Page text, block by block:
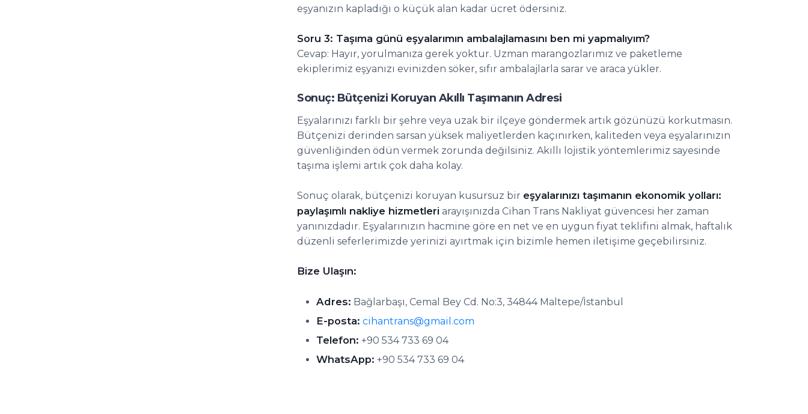
eşyanızın kapladığı o küçük alan kadar ücret ödersiniz.
Soru 3: Taşıma günü eşyalarımın ambalajlamasını ben mi yapmalıyım?
Cevap: Hayır, yorulmanıza gerek yoktur. Uzman marangozlarımız ve paketleme
ekiplerimiz eşyanızı evinizden söker, sıfır ambalajlarla sarar ve araca yükler.
Sonuç: Bütçenizi Koruyan Akıllı Taşımanın Adresi
Eşyalarınızı farklı bir şehre veya uzak bir ilçeye göndermek artık gözünüzü korkutmasın.
Bütçenizi derinden sarsan yüksek maliyetlerden kaçınırken, kaliteden veya eşyalarınızın
güvenliğinden ödün vermek zorunda değilsiniz. Akıllı lojistik yöntemlerimiz sayesinde
taşıma işlemi artık çok daha kolay.
Sonuç olarak, bütçenizi koruyan kusursuz bir eşyalarınızı taşımanın ekonomik yolları:
paylaşımlı nakliye hizmetleri arayışınızda Cihan Trans Nakliyat güvencesi her zaman
yanınızdadır. Eşyalarınızın hacmine göre en net ve en uygun fiyat teklifini almak, haftalık
düzenli seferlerimizde yerinizi ayırtmak için bizimle hemen iletişime geçebilirsiniz.
Bize Ulaşın:
Adres: Bağlarbaşı, Cemal Bey Cd. No:3, 34844 Maltepe/İstanbul
E-posta: cihantrans@gmail.com
Telefon: +90 534 733 69 04
WhatsApp: +90 534 733 69 04